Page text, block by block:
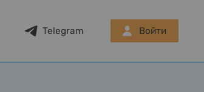
Telegram Войти